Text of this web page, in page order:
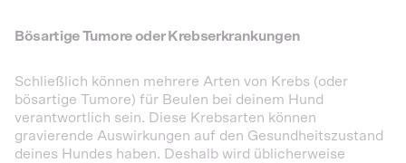
Bösartige Tumore oder Krebserkrankungen
Schließlich können mehrere Arten von Krebs (oder
bösartige Tumore) für Beulen bei deinem Hund
verantwortlich sein. Diese Krebsarten können
gravierende Auswirkungen auf den Gesundheitszustand
deines Hundes haben. Deshalb wird üblicherweise